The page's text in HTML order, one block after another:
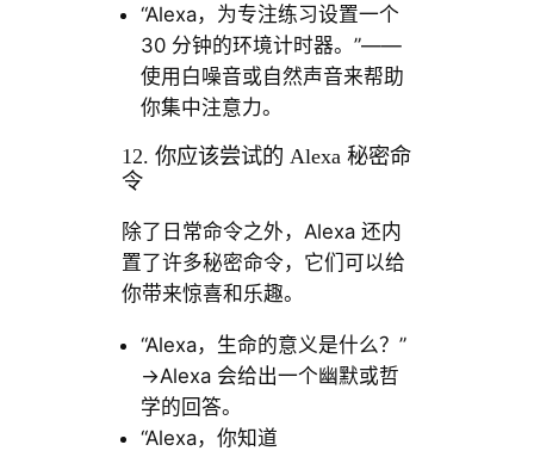
“Alexa，为专注练习设置一个
30 分钟的环境计时器。”——
使用白噪音或自然声音来帮助
你集中注意力。
12. 你应该尝试的 Alexa 秘密命
令
除了日常命令之外，Alexa 还内
置了许多秘密命令，它们可以给
你带来惊喜和乐趣。
“Alexa，生命的意义是什么？”
→Alexa 会给出一个幽默或哲
学的回答。
“Alexa，你知道